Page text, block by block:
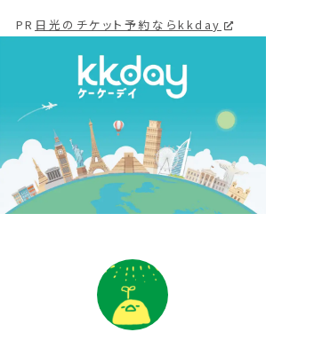
PR 日光のチケット予約ならkkday